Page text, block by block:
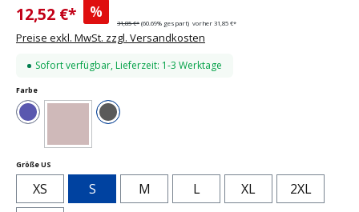
12,52 €* %
31,85 €* (60.69% gespart) vorher 31,85 €*
Preise exkl. MwSt. zzgl. Versandkosten
Sofort verfügbar, Lieferzeit: 1-3 Werktage
Farbeauswählen
Blau Charcoal
Größe US
XS S M L XL
2XL